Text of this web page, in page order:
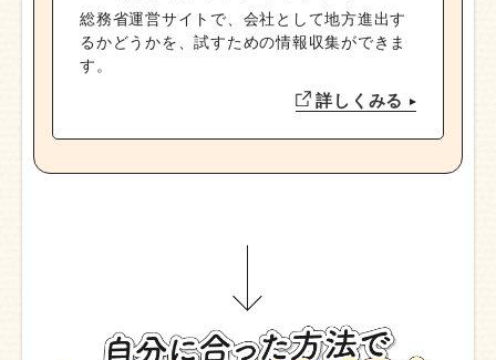
総務省運営サイトで、会社として地方進出す
るかどうかを、試すための情報収集ができま
す。
詳しくみる